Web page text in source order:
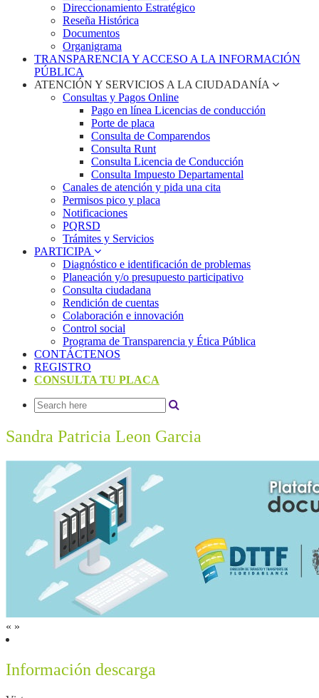
Direccionamiento Estratégico
Reseña Histórica
Documentos
Organigrama
TRANSPARENCIA Y ACCESO A LA INFORMACIÓN
PÚBLICA
ATENCIÓN Y SERVICIOS A LA CIUDADANÍA
Consultas y Pagos Online
Pago en línea Licencias de conducción
Porte de placa
Consulta de Comparendos
Consulta Runt
Consulta Licencia de Conducción
Consulta Impuesto Departamental
Canales de atención y pida una cita
Permisos pico y placa
Notificaciones
PQRSD
Trámites y Servicios
PARTICIPA
Diagnóstico e identificación de problemas
Planeación y/o presupuesto participativo​
Consulta ciudadana
Rendición de cuentas
Colaboración e innovación
Control social
Programa de Transparencia y Ética Pública
CONTÁCTENOS
REGISTRO
CONSULTA TU PLACA
Sandra Patricia Leon Garcia
« »
Información descarga